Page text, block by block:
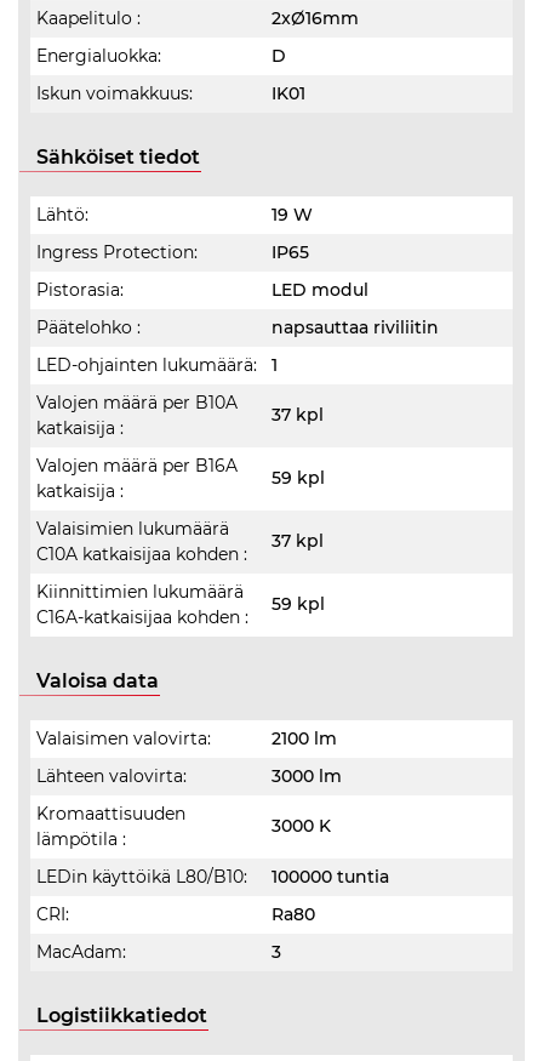
Kaapelitulo :
2xØ16mm
Energialuokka:
D
Iskun voimakkuus:
IK01
Sähköiset tiedot
Lähtö:
19 W
Ingress Protection:
IP65
Pistorasia:
LED modul
Päätelohko :
napsauttaa riviliitin
LED-ohjainten lukumäärä:
1
Valojen määrä per B10A
katkaisija :
37 kpl
Valojen määrä per B16A
katkaisija :
59 kpl
Valaisimien lukumäärä
C10A katkaisijaa kohden :
37 kpl
Kiinnittimien lukumäärä
C16A-katkaisijaa kohden :
59 kpl
Valoisa data
Valaisimen valovirta:
2100 lm
Lähteen valovirta:
3000 lm
Kromaattisuuden
lämpötila :
3000 K
LEDin käyttöikä L80/B10:
100000 tuntia
CRI:
Ra80
MacAdam:
3
Logistiikkatiedot